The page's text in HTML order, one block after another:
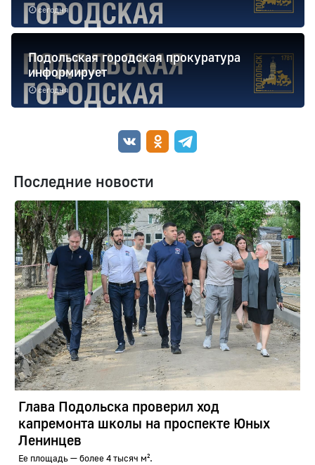
сегодня
сегодня
Подольская городская прокуратура
информирует
Последние новости
Глава Подольска проверил ход
капремонта школы на проспекте Юных
Ленинцев
Ее площадь — более 4 тысяч м².